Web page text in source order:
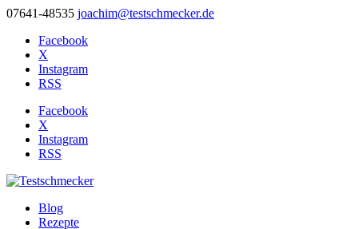
07641-48535 joachim@testschmecker.de
Facebook
X
Instagram
RSS
Facebook
X
Instagram
RSS
Blog
Rezepte